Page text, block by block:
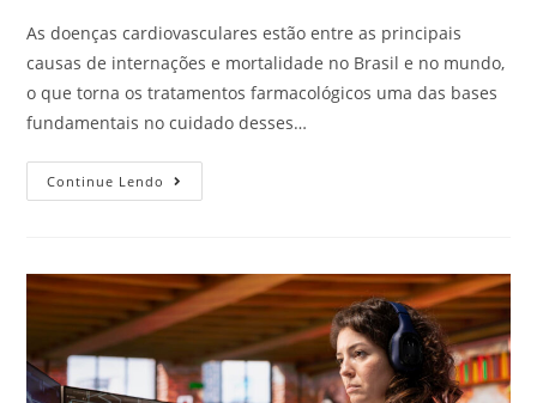
As doenças cardiovasculares estão entre as principais
causas de internações e mortalidade no Brasil e no mundo,
o que torna os tratamentos farmacológicos uma das bases
fundamentais no cuidado desses…
Continue Lendo